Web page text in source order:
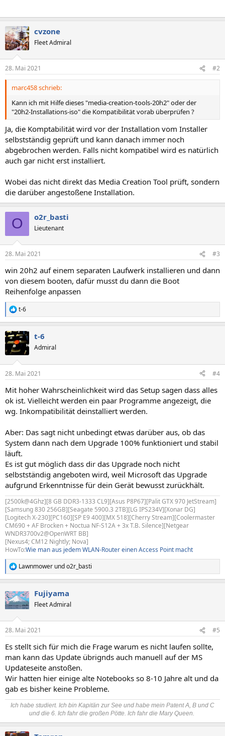
cvzone
Fleet Admiral
28. Mai 2021 #2
marc458 schrieb:
Kann ich mit Hilfe dieses "media-creation-tools-20h2" oder der
"20h2-Installations-iso" die Kompatibilität vorab überprüfen ?
Ja, die Komptabilität wird vor der Installation vom Installer
selbstständig geprüft und kann danach immer noch
abgebrochen werden. Falls nicht kompatibel wird es natürlich
auch gar nicht erst installiert.
Wobei das nicht direkt das Media Creation Tool prüft, sondern
die darüber angestoßene Installation.
O o2r_basti
Lieutenant
28. Mai 2021 #3
win 20h2 auf einem separaten Laufwerk installieren und dann
von diesem booten, dafür musst du dann die Boot
Reihenfolge anpassen
R
e
k
t
e
:
t-6
t-6
Admiral
28. Mai 2021 #4
Mit hoher Wahrscheinlichkeit wird das Setup sagen dass alles
ok ist. Vielleicht werden ein paar Programme angezeigt, die
wg. Inkompatibilität deinstalliert werden.
Aber: Das sagt nicht unbedingt etwas darüber aus, ob das
System dann nach dem Upgrade 100% funktioniert und stabil
läuft.
Es ist gut möglich dass dir das Upgrade noch nicht
selbstständig angeboten wird, weil Microsoft das Upgrade
aufgrund Erkenntnisse für dein Gerät bewusst zurückhält.
[2500k@4Ghz][8 GB DDR3-1333 CL9][Asus P8P67][Palit GTX 970 JetStream]
[Samsung 830 256GB][Seagate 5900.3 2TB][LG IPS234V][Xonar DG]
[Logitech X-230][PC160][SP E9 400][MX 518][Cherry Stream][Coolermaster
CM690 + AF Brocken + Noctua NF-S12A + 3x T.B. Silence][Netgear
WNDR3700v2@OpenWRT BB]
[Nexus4; CM12 Nightly; Nova]
HowTo:Wie man aus jedem WLAN-Router einen Access Point macht
R
e
k
t
i
e
:
Lawnmower undo2r_basti
Fujiyama
Fleet Admiral
28. Mai 2021 #5
Es stellt sich für mich die Frage warum es nicht laufen sollte,
man kann das Update übrignds auch manuell auf der MS
Updateseite anstoßen.
Wir hatten hier einige alte Notebooks so 8-10 Jahre alt und da
gab es bisher keine Probleme.
Ich habe studiert. Ich bin Kapitän zur See und habe mein Patent A, B und C
und die 6. Ich fahr die großen Pötte. Ich fahr die Mary Queen.